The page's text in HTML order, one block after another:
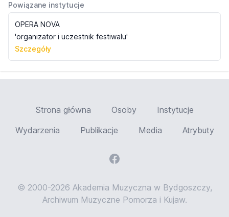
Powiązane instytucje
OPERA NOVA
'organizator i uczestnik festiwalu'
Szczegóły
Strona główna Osoby
Instytucje
Wydarzenia
Publikacje Media Atrybuty
© 2000-2026 Akademia Muzyczna w Bydgoszczy,
Archiwum Muzyczne Pomorza i Kujaw.